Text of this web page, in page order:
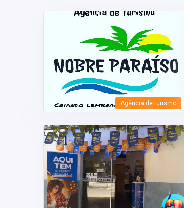
Agência de turismo